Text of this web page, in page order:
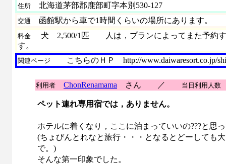
住所 北海道茅部郡鹿部町字本別530-127
交通 函館駅から車で1時間くらいの場所にあります。
料金 犬 2,500/1匹 人は，プランによってまた予約す
す。
関連ページ こちらのＨＰ http://
利用者 ChonRenamama さん ／ 当日利用人数
ペット連れ専用宿では，ありません。
ホテルに着くなり，ここに泊まっていいの???と思
(ちょびんとれなと旅行・・・となるとどーしても
で。)
そんな第一印象でした。